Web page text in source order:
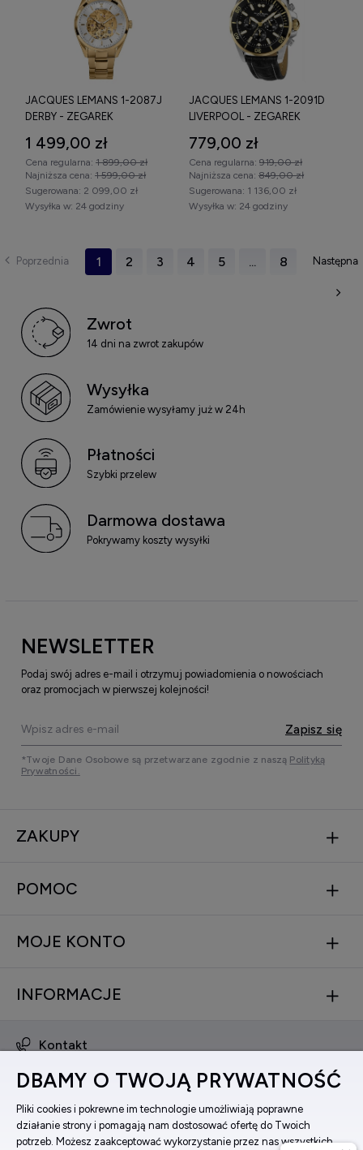
JACQUES LEMANS 1-2087J
DERBY - ZEGAREK
1 499,00 zł
Cena regularna: 1 899,00 zł
Najniższa cena: 1 599,00 zł
Wysyłka w: 24 godziny
Sugerowana: 2 099,00 zł
JACQUES LEMANS 1-2091D
LIVERPOOL - ZEGAREK
779,00 zł
Cena regularna: 919,00 zł
Najniższa cena: 849,00 zł
Wysyłka w: 24 godziny
Sugerowana: 1 136,00 zł
1 2 3 4 5 ... 8
Zwrot
14 dni na zwrot zakupów
Wysyłka
Zamówienie wysyłamy już w 24h
Płatności
Szybki przelew
Darmowa dostawa
Pokrywamy koszty wysyłki
NEWSLETTER
Podaj swój adres e-mail i otrzymuj powiadomienia o nowościach
oraz promocjach w pierwszej kolejności!
Zapisz się
*Twoje Dane Osobowe są przetwarzane zgodnie z naszą Polityką
Prywatności.
ZAKUPY
POMOC
MOJE KONTO
INFORMACJE
Kontakt
ul. Bema 5, 33-100 Tarnów, woj. małopolskie
Facebook
DBAMY O TWOJĄ PRYWATNOŚĆ
Pliki cookies i pokrewne im technologie umożliwiają poprawne
działanie strony i pomagają nam dostosować ofertę do Twoich
potrzeb. Możesz zaakceptować wykorzystanie przez nas wszystkich